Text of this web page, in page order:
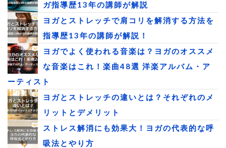
ガ指導歴13年の講師が解説
ヨガとストレッチで肩コリを解消する方法を
指導歴13年の講師が解説！
ヨガでよく使われる音楽は？ヨガのオススメ
な音楽はこれ！楽曲48選 洋楽アルバム・ア
ーティスト
ヨガとストレッチの違いとは？それぞれのメ
リットとデメリット
ストレス解消にも効果大！ヨガの代表的な呼
吸法とやり方